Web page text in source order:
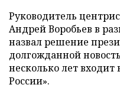
Руководитель
Андрей Воробьев в
назвал решение
долгожданной
несколько лет
России».